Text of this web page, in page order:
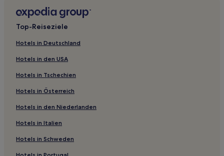
Luxus in Präfektur Nagano
Ski in Karuizawa
Familien in Karuizawa
Hotels mit Thermalbad in Karuizawa
Günstige in Ueda
Hotels mit Wellnessbereich in Ueda
Luxus in Nagano
Top-Reiseziele
Hotels in Deutschland
Hotels in den USA
Hotels in Tschechien
Hotels in Österreich
Hotels in den Niederlanden
Hotels in Italien
Hotels in Schweden